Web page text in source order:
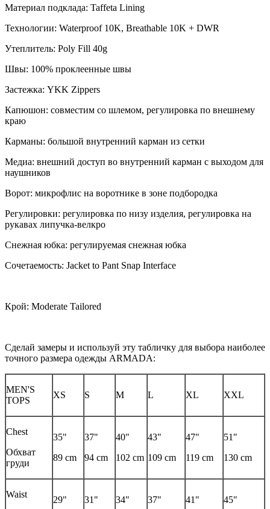
Материал подклада: Taffeta Lining
Технологии: Waterproof 10K, Breathable 10K + DWR
Утеплитель: Poly Fill 40g
Швы: 100% проклеенные швы
Застежка: YKK Zippers
Капюшон: совместим со шлемом, регулировка по внешнему
краю
Карманы: большой внутренний карман из сетки
Медиа: внешний доступ во внутренний карман с выходом для
наушников
Ворот: микрофлис на воротнике в зоне подбородка
Регулировки: регулировка по низу изделия, регулировка на
рукавах липучка-велкро
Снежная юбка: регулируемая снежная юбка
Сочетаемость: Jacket to Pant Snap Interface
Крой: Moderate Tailored
Сделай замеры и используй эту табличку для выбора наиболее
точного размера одежды ARMADA:
MEN'S
TOPS
XS S M L XL XXL
Chest
Обхват
груди
35"
89 cm
37"
94 cm
40"
102 cm
43"
109 cm
47"
119 cm
51"
130 cm
Waist
29"
31"
34"
37"
41"
45"